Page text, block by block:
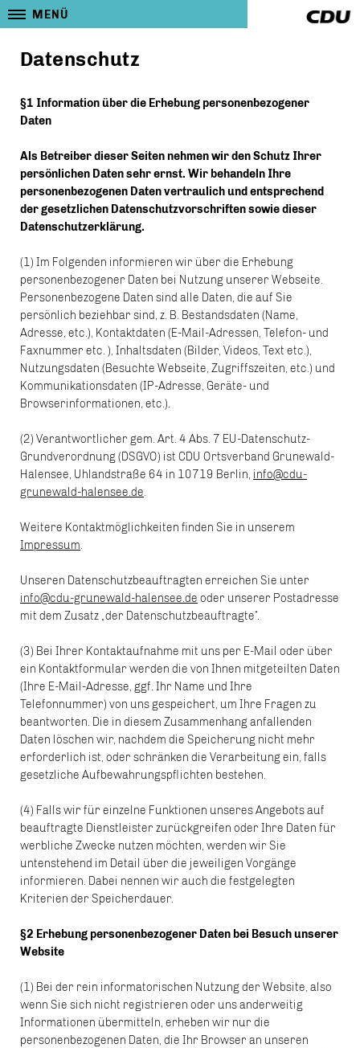
MENÜ
Datenschutz
§1 Information über die Erhebung personenbezogener
Daten
Als Betreiber dieser Seiten nehmen wir den Schutz Ihrer
persönlichen Daten sehr ernst. Wir behandeln Ihre
personenbezogenen Daten vertraulich und entsprechend
der gesetzlichen Datenschutzvorschriften sowie dieser
Datenschutzerklärung.
(1) Im Folgenden informieren wir über die Erhebung
personenbezogener Daten bei Nutzung unserer Webseite.
Personenbezogene Daten sind alle Daten, die auf Sie
persönlich beziehbar sind, z. B. Bestandsdaten (Name,
Adresse, etc.), Kontaktdaten (E-Mail-Adressen, Telefon- und
Faxnummer etc. ), Inhaltsdaten (Bilder, Videos, Text etc.),
Nutzungsdaten (Besuchte Webseite, Zugriffszeiten, etc.) und
Kommunikationsdaten (IP-Adresse, Geräte- und
Browserinformationen, etc.).
(2) Verantwortlicher gem. Art. 4 Abs. 7 EU-Datenschutz-
Grundverordnung (DSGVO) ist CDU Ortsverband Grunewald-
Halensee, Uhlandstraße 64 in 10719 Berlin, info@cdu-
grunewald-halensee.de.
Weitere Kontaktmöglichkeiten finden Sie in unserem
Impressum.
Unseren Datenschutzbeauftragten erreichen Sie unter
info@cdu-grunewald-halensee.de oder unserer Postadresse
mit dem Zusatz „der Datenschutzbeauftragte“.
(3) Bei Ihrer Kontaktaufnahme mit uns per E-Mail oder über
ein Kontaktformular werden die von Ihnen mitgeteilten Daten
(Ihre E-Mail-Adresse, ggf. Ihr Name und Ihre
Telefonnummer) von uns gespeichert, um Ihre Fragen zu
beantworten. Die in diesem Zusammenhang anfallenden
Daten löschen wir, nachdem die Speicherung nicht mehr
erforderlich ist, oder schränken die Verarbeitung ein, falls
gesetzliche Aufbewahrungspflichten bestehen.
(4) Falls wir für einzelne Funktionen unseres Angebots auf
beauftragte Dienstleister zurückgreifen oder Ihre Daten für
werbliche Zwecke nutzen möchten, werden wir Sie
untenstehend im Detail über die jeweiligen Vorgänge
informieren. Dabei nennen wir auch die festgelegten
Kriterien der Speicherdauer.
§2 Erhebung personenbezogener Daten bei Besuch unserer
Website
(1) Bei der rein informatorischen Nutzung der Website, also
wenn Sie sich nicht registrieren oder uns anderweitig
Informationen übermitteln, erheben wir nur die
personenbezogenen Daten, die Ihr Browser an unseren